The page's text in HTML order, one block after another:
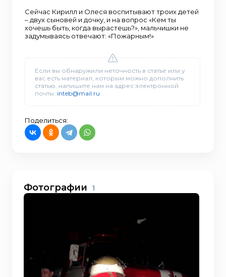
Сейчас Кирилл и Олеся воспитывают троих детей
– двух сыновей и дочку, и на вопрос «Кем ты
хочешь быть, когда вырастешь?», мальчишки не
задумываясь отвечают: «Пожарным!»
Если вы обнаружили неточность в статье или у
вас есть материал, которым можно дополнить
статью, напишите нам на адрес электронной
почты: inteb@mail.ru
Поделиться:
Фотографии 1